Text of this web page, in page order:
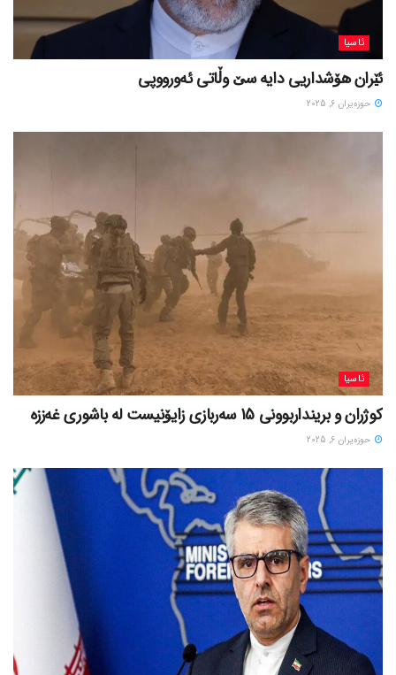
ئاسیا
ئێران هۆشداریی دایە سێ وڵاتی ئەورووپی
حوزه‌یران 6, 2025
ئاسیا
کوژران و برینداربوونی 15 سەربازی زایۆنیست لە باشوری غەززە
حوزه‌یران 6, 2025